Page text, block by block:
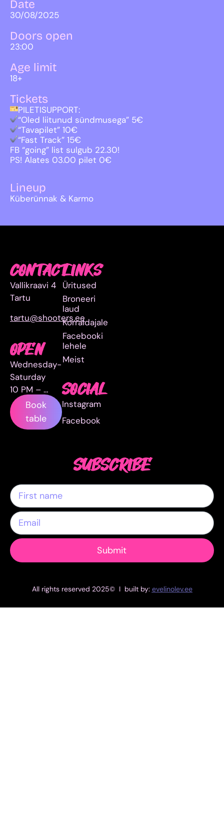
Date
30/08/2025
Doors open
23:00
Age limit
18+
Tickets
PILETISUPPORT:
“Oled liitunud sündmusega” 5€
“Tavapilet” 10€
“Fast Track” 15€
FB “going” list sulgub 22.30!
PS! Alates 03.00 pilet 0€
Lineup
Küberünnak & Karmo
CONTACT
Vallikraavi 4
Tartu
tartu@shooters.ee
OPEN
Wednesday-
Saturday
10 PM – …
Book
table
LINKS
Üritused
Broneeri
laud
Korraldajale
Facebooki
lehele
Meist
SOCIAL
Instagram
Facebook
SUBSCRIBE
Submit
All rights reserved 2025© I built by: evelinolev.ee